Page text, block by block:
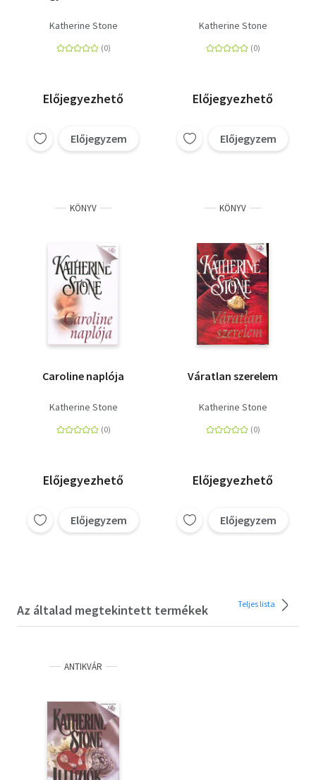
Katherine Stone
Előjegyezhető
Előjegyzem
Katherine Stone
Előjegyezhető
Előjegyzem
KÖNYV
Caroline naplója
Katherine Stone
Előjegyezhető
Előjegyzem
KÖNYV
Váratlan szerelem
Katherine Stone
Előjegyezhető
Előjegyzem
Az általad megtekintett termékek Teljes lista
ANTIKVÁR